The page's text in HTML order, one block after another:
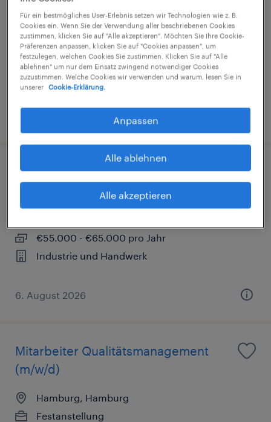
Niederorschel, Thüringen
Festanstellung
€50.000 - €62.000 pro Jahr
Industrie und Handwerk
Qualitätsmanager (m/w/d)
Struppen, Sachsen
€55.000 - €65.000 pro Jahr
Industrie und Handwerk
6. August 2026
Mitarbeiter Qualitätsmanagement
(m/w/d)
Hamburg, Hamburg
Festanstellung
Für ein bestmögliches User-Erlebnis setzen wir Technologien wie z. B.
Cookies ein. Wenn Sie der Verwendung aller beschriebenen Cookies
zustimmen, klicken Sie auf "Alle akzeptieren". Möchten Sie Ihre Cookie-
Präferenzen anpassen, klicken Sie auf "Cookies anpassen", um
festzulegen, welchen Cookies Sie zustimmen. Klicken Sie auf "Alle
ablehnen" um nur dem Einsatz zwingend notwendiger Cookies
zuzustimmen. Welche Cookies wir verwenden und warum, lesen Sie in
unserer
Cookie-Erklärung.
Anpassen
Alle ablehnen
Alle akzeptieren